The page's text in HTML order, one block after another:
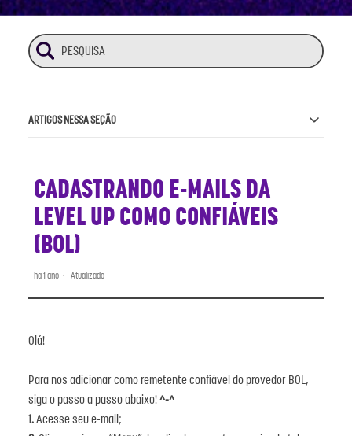
ARTIGOS NESSA SEÇÃO
CADASTRANDO E-MAILS DA
LEVEL UP COMO CONFIÁVEIS
(BOL)
há 1 ano Atualizado
Olá!
Para nos adicionar como remetente confiável do provedor BOL,
siga o passo a passo abaixo!^-^
1.Acesse seu e-mail;